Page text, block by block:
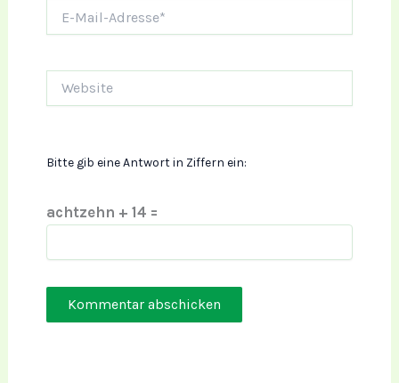
Mail-
Bitte gib eine Antwort in Ziffern ein:
achtzehn + 14 =